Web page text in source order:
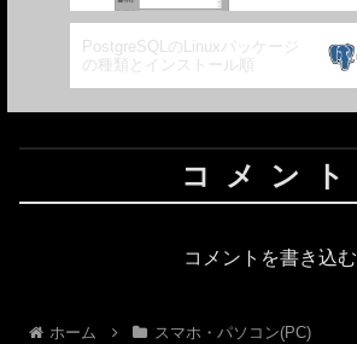
PostgreSQLのLinuxパッケージ
の種類とインストール順
コメント
コメントを書き込む
ホーム スマホ・パソコン(PC)